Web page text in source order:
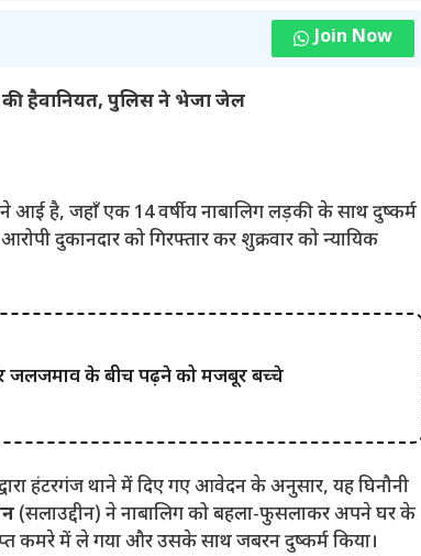
Join Now
हैवानियत, पुलिस ने भेजा जेल
आई है, जहाँ एक 14 वर्षीय नाबालिग लड़की के साथ दुष्कर्म
दुकानदार को गिरफ्तार कर शुक्रवार को न्यायिक
जलजमाव के बीच पढ़ने को मजबूर बच्चे
हंटरगंज थाने में दिए गए आवेदन के अनुसार, यह घिनौनी
(सलाउद्दीन) ने नाबालिग को बहला-फुसलाकर अपने घर के
कमरे में ले गया और उसके साथ जबरन दुष्कर्म किया।